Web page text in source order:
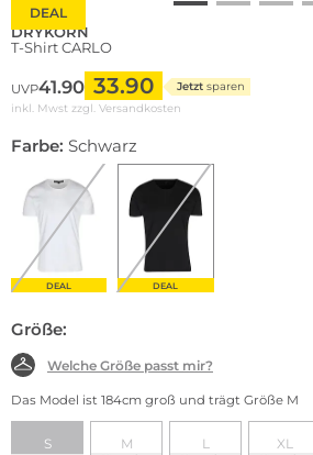
DEAL
DRYKORN
T-Shirt CARLO
UVP41.90 33.90 Jetzt sparen
inkl. Mwst zzgl. Versandkosten
Farbe: Schwarz
DEAL DEAL
Größe:
Welche Größe passt mir?
Das Model ist 184cm groß und trägt Größe M
S M L XL